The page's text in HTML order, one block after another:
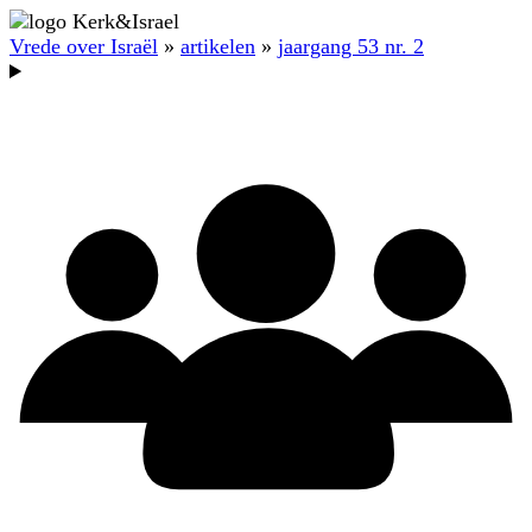
Vrede over Israël » artikelen » jaargang 53 nr. 2